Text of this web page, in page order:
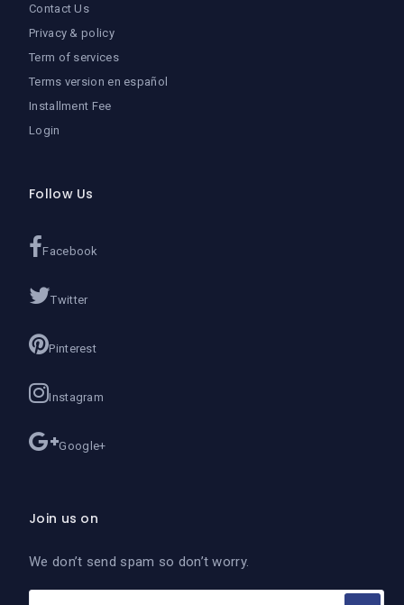
Contact Us
Privacy & policy
Term of services
Terms version en español
Installment Fee
Login
Follow Us
Facebook
Twitter
Pinterest
Instagram
Google+
Join us on
We don’t send spam so don’t worry.